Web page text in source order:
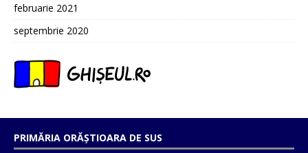
februarie 2021
septembrie 2020
PRIMĂRIA ORĂȘTIOARA DE SUS